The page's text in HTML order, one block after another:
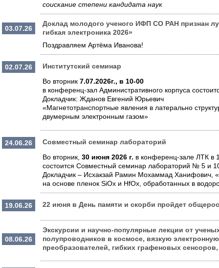
соискание степени кандидата наук
03.07.26
Доклад молодого ученого ИФП СО РАН признан
гибкая электроника 2026»
Поздравляем Артёма Иванова!
02.07.26
Институтский семинар
Во вторник 7.07.2026г., в 10-00
в конференц-зал Административного корпуса
Докладчик: Жданов Евгений Юрьевич
«Магнетотранспортные явления в латерально
двумерным электронным газом»
24.06.26
Совместный семинар лабораторий
Во вторник, 30 июня 2026 г. в конференц-зале ЛТК в
состоится Совместный семинар лабораторий № 5 и
Докладчик – Исхакзай Рамин Мохаммад Ханифович,
на основе пленок SiOx и HfOx, обработанных в
19.06.26 22 июня в День памяти и скорби пройдет
08.06.26
Экскурсии и научно-популярные лекции от
полупроводников в космосе, вязкую
преобразователей, гибких графеновых